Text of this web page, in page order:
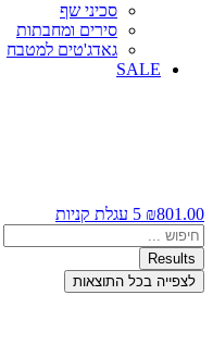
סכיני שף
סירים ומחבתות
גאדג'טים למטבח
SALE
₪801.00
5 עגלת קניות
Search
...
Results
לצפייה בכל התוצאות